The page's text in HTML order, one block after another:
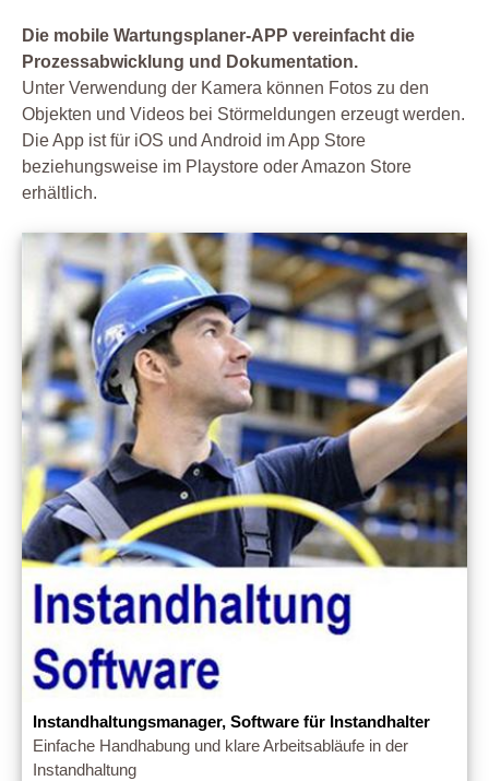
Die mobile Wartungsplaner-APP vereinfacht die
Prozessabwicklung und Dokumentation.
Unter Verwendung der Kamera können Fotos zu den
Objekten und Videos bei Störmeldungen erzeugt werden.
Die App ist für iOS und Android im App Store
beziehungsweise im Playstore oder Amazon Store
erhältlich.
Instandhaltungsmanager, Software für Instandhalter
Einfache Handhabung und klare Arbeitsabläufe in der
Instandhaltung